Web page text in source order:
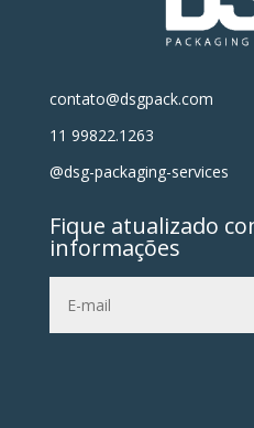
contato@dsgpack.com
11 99822.1263
@dsg-packaging-services
Fique atualizado
informações